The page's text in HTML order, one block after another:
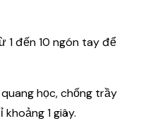
1 đến 10 ngón tay để
học, chống trầy
1 giây.